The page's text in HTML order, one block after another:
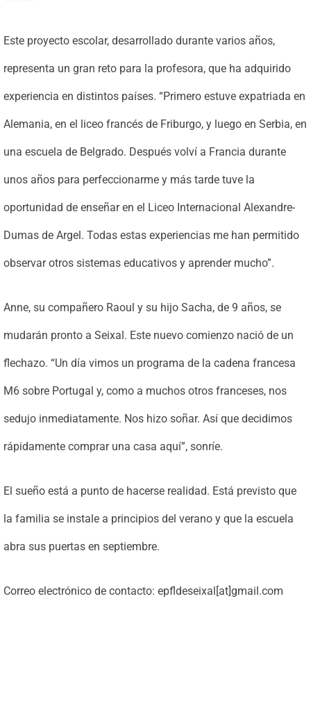
Este proyecto escolar, desarrollado durante varios años,
representa un gran reto para la profesora, que ha adquirido
experiencia en distintos países. “Primero estuve expatriada en
Alemania, en el liceo francés de Friburgo, y luego en Serbia, en
una escuela de Belgrado. Después volví a Francia durante
unos años para perfeccionarme y más tarde tuve la
oportunidad de enseñar en el Liceo Internacional Alexandre-
Dumas de Argel. Todas estas experiencias me han permitido
observar otros sistemas educativos y aprender mucho”.
Anne, su compañero Raoul y su hijo Sacha, de 9 años, se
mudarán pronto a Seixal. Este nuevo comienzo nació de un
flechazo. “Un día vimos un programa de la cadena francesa
M6 sobre Portugal y, como a muchos otros franceses, nos
sedujo inmediatamente. Nos hizo soñar. Así que decidimos
rápidamente comprar una casa aquí”, sonríe.
El sueño está a punto de hacerse realidad. Está previsto que
la familia se instale a principios del verano y que la escuela
abra sus puertas en septiembre.
Correo electrónico de contacto: epfldeseixal[at]gmail.com